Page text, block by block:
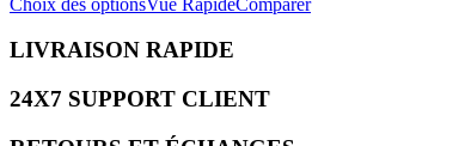
LIVRAISON RAPIDE
24X7 SUPPORT CLIENT